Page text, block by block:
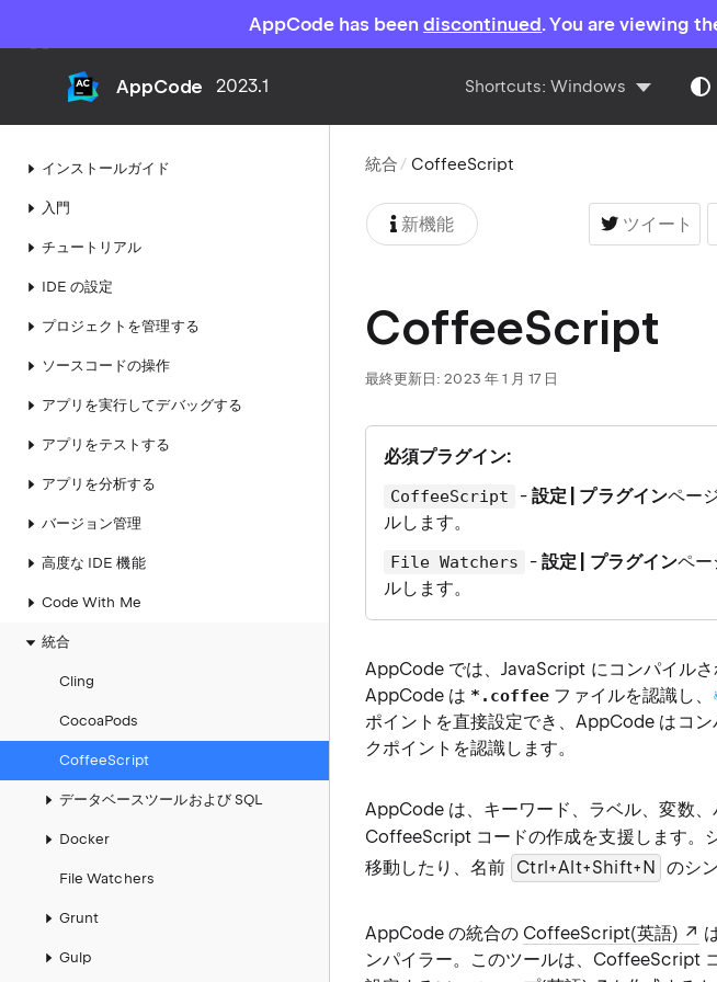
AppCode has beendiscontinued. You are viewing
AppCode 2023.1 Shortcuts:Windows
インストールガイド
入門
チュートリアル
IDE の設定
プロジェクトを管理する
ソースコードの操作
アプリを実行してデバッグする
アプリをテストする
アプリを分析する
バージョン管理
高度な IDE 機能
Code With Me
統合
Cling
CocoaPods
CoffeeScript
データベースツールおよび SQL
Docker
File Watchers
Grunt
Gulp
統合 CoffeeScript
新機能 ツイート
CoffeeScript
最終更新日: 2023 年 1 月 17 日
必須プラグイン:
CoffeeScript -設定 | プラグインペー
ルします。
File Watchers -設定 | プラグインペー
ルします。
AppCode では、JavaScript にコンパイルさ
AppCode は *.coffee ファイルを認識し、
ポイントを直接設定でき、AppCode はコ
クポイントを認識します。
AppCode は、キーワード、ラベル、変数、
CoffeeScript コードの作成を支援します。
移動したり、名前 Ctrl+Alt+Shift+N のシ
AppCode の統合の CoffeeScript(英語)
ンパイラー。このツールは、CoffeeScript